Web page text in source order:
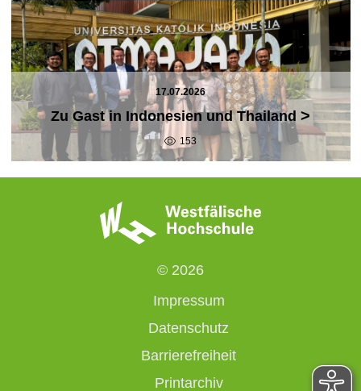
17.07.2026
Zu Gast in Indonesien und Thailand >
153
© 2026
Impressum
Datenschutz
Barrierefreiheit
Printarchiv